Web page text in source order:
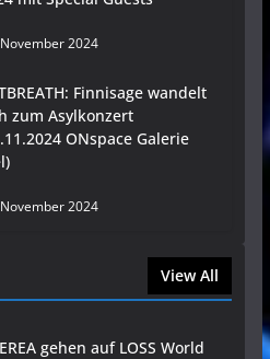
2024
Finnisage wandelt
zum Asylkonzert
ONspace Galerie
2024
View All
gehen auf LOSS World